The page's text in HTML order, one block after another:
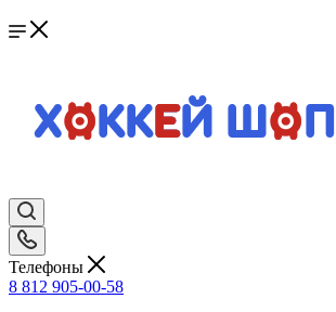
Телефоны
8 812 905-00-58